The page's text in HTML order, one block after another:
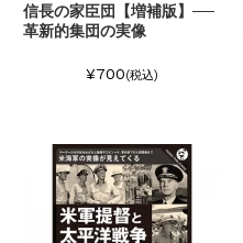
信長の家臣団【増補版】──
革新的集団の実像
¥700(税込)